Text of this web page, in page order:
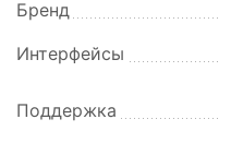
Бренд
Интерфейсы
Поддержка